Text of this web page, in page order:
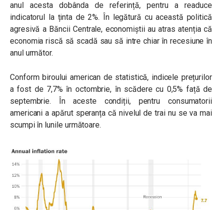
anul acesta dobânda de referință, pentru a readuce
indicatorul la ținta de 2%. În legătură cu această politică
agresivă a Băncii Centrale, economiștii au atras atenția că
economia riscă să scadă sau să intre chiar în recesiune în
anul următor.
Conform biroului american de statistică, indicele prețurilor
a fost de 7,7% în octombrie, în scădere cu 0,5% față de
septembrie. În aceste condiții, pentru consumatorii
americani a apărut speranța că nivelul de trai nu se va mai
scumpi în lunile următoare.